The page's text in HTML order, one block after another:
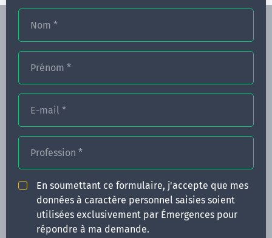
Nom *
Prénom *
E-mail *
Profession *
En soumettant ce formulaire, j'accepte que mes
données à caractère personnel saisies soient
utilisées exclusivement par Émergences pour
répondre à ma demande.
FORMATIONS
NOS FORMATEURS
ACTUALITÉS
INFOS PRATIQUES
Qui sommes-nous ?